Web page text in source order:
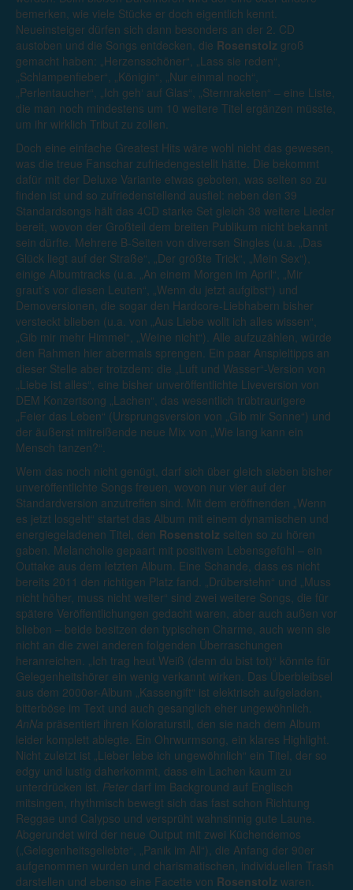
bemerken, wie viele Stücke er doch eigentlich kennt.
Neueinsteiger dürfen sich dann besonders an der 2. CD
austoben und die Songs entdecken, die Rosenstolz groß
gemacht haben: „Herzensschöner“, „Lass sie reden“,
„Schlampenfieber“, „Königin“, „Nur einmal noch“,
„Perlentaucher“, „Ich geh‘ auf Glas“, „Sternraketen“ – eine Liste,
die man noch mindestens um 10 weitere Titel ergänzen müsste,
um ihr wirklich Tribut zu zollen.
Doch eine einfache Greatest Hits wäre wohl nicht das gewesen,
was die treue Fanschar zufriedengestellt hätte. Die bekommt
dafür mit der Deluxe Variante etwas geboten, was selten so zu
finden ist und so zufriedenstellend ausfiel: neben den 39
Standardsongs hält das 4CD starke Set gleich 38 weitere Lieder
bereit, wovon der Großteil dem breiten Publikum nicht bekannt
sein dürfte. Mehrere B-Seiten von diversen Singles (u.a. „Das
Glück liegt auf der Straße“, „Der größte Trick“, „Mein Sex“),
einige Albumtracks (u.a. „An einem Morgen im April“, „Mir
graut’s vor diesen Leuten“, „Wenn du jetzt aufgibst“) und
Demoversionen, die sogar den Hardcore-Liebhabern bisher
versteckt blieben (u.a. von „Aus Liebe wollt ich alles wissen“,
„Gib mir mehr Himmel“, „Weine nicht“). Alle aufzuzählen, würde
den Rahmen hier abermals sprengen. Ein paar Anspieltipps an
dieser Stelle aber trotzdem: die „Luft und Wasser“-Version von
„Liebe ist alles“, eine bisher unveröffentlichte Liveversion von
DEM Konzertsong „Lachen“, das wesentlich trübtraurigere
„Feier das Leben“ (Ursprungsversion von „Gib mir Sonne“) und
der äußerst mitreißende neue Mix von „Wie lang kann ein
Mensch tanzen?“.
Wem das noch nicht genügt, darf sich über gleich sieben bisher
unveröffentlichte Songs freuen, wovon nur vier auf der
Standardversion anzutreffen sind. Mit dem eröffnenden „Wenn
es jetzt losgeht“ startet das Album mit einem dynamischen und
energiegeladenen Titel, den Rosenstolz selten so zu hören
gaben. Melancholie gepaart mit positivem Lebensgefühl – ein
Outtake aus dem letzten Album. Eine Schande, dass es nicht
bereits 2011 den richtigen Platz fand. „Drüberstehn“ und „Muss
nicht höher, muss nicht weiter“ sind zwei weitere Songs, die für
spätere Veröffentlichungen gedacht waren, aber auch außen vor
blieben – beide besitzen den typischen Charme, auch wenn sie
nicht an die zwei anderen folgenden Überraschungen
heranreichen. „Ich trag heut Weiß (denn du bist tot)“ könnte für
Gelegenheitshörer ein wenig verkannt wirken. Das Überbleibsel
aus dem 2000er-Album „Kassengift“ ist elektrisch aufgeladen,
bitterböse im Text und auch gesanglich eher ungewöhnlich.
AnNa präsentiert ihren Koloraturstil, den sie nach dem Album
leider komplett ablegte. Ein Ohrwurmsong, ein klares Highlight.
Nicht zuletzt ist „Lieber lebe ich ungewöhnlich“ ein Titel, der so
edgy und lustig daherkommt, dass ein Lachen kaum zu
unterdrücken ist. Peter darf im Background auf Englisch
mitsingen, rhythmisch bewegt sich das fast schon Richtung
Reggae und Calypso und versprüht wahnsinnig gute Laune.
Abgerundet wird der neue Output mit zwei Küchendemos
(„Gelegenheitsgeliebte“, „Panik im All“), die Anfang der 90er
aufgenommen wurden und charismatischen, individuellen Trash
darstellen und ebenso eine Facette von Rosenstolz waren.